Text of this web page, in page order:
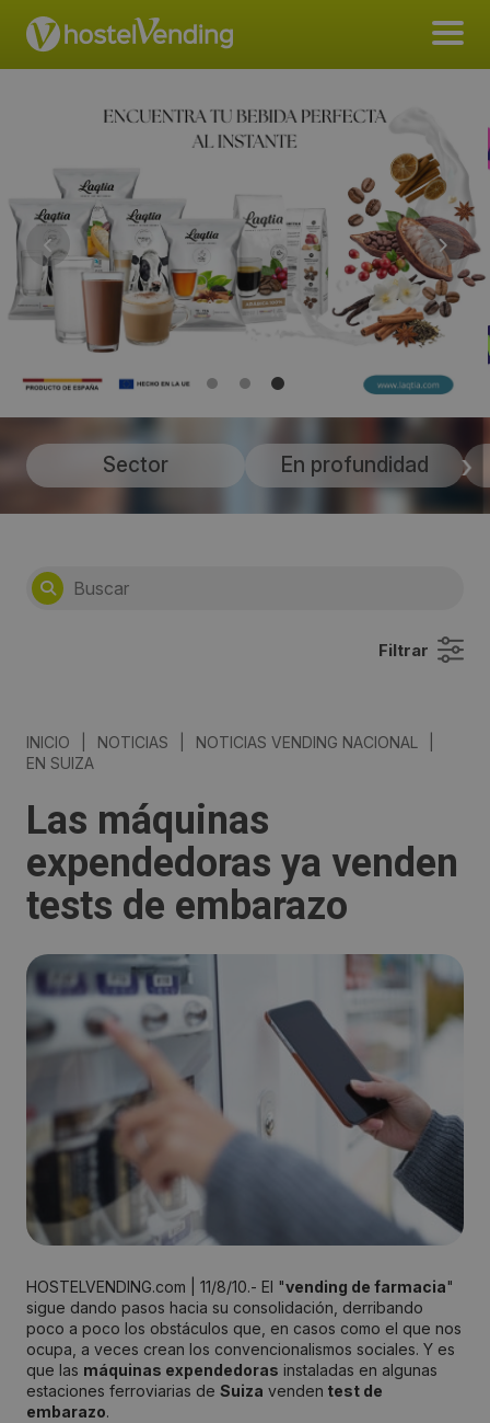
Sector En profundidad
Filtrar
INICIO NOTICIAS NOTICIAS VENDING NACIONAL
EN SUIZA
Las máquinas
expendedoras ya venden
tests de embarazo
HOSTELVENDING.com | 11/8/10.- El "vending de farmacia"
sigue dando pasos hacia su consolidación, derribando
poco a poco los obstáculos que, en casos como el que nos
ocupa, a veces crean los convencionalismos sociales. Y es
que las máquinas expendedoras instaladas en algunas
estaciones ferroviarias de Suiza venden test de
embarazo.